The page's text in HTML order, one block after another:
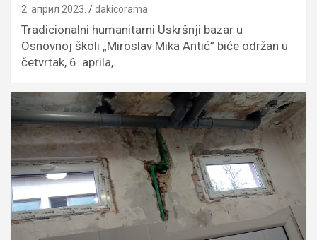
2. април 2023. dakicorama
Tradicionalni humanitarni Uskršnji bazar u
Osnovnoj školi „Miroslav Mika Antić” biće održan u
četvrtak, 6. aprila,…